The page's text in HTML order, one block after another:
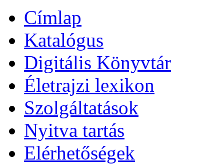
Címlap
Katalógus
Digitális Könyvtár
Életrajzi lexikon
Szolgáltatások
Nyitva tartás
Elérhetőségek